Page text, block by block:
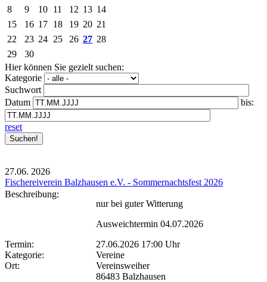
8
9 10 11 12 13 14
15
16 17 18 19 20 21
22
23 24 25 26 27 28
29
30
Hier können Sie gezielt suchen:
Kategorie
Suchwort
Datum
bis:
reset
27.06. 2026
Fischereiverein Balzhausen e.V. - Sommernachtsfest 2026
Beschreibung:
nur bei guter Witterung
Ausweichtermin 04.07.2026
Termin:
27.06.2026 17:00 Uhr
Kategorie:
Vereine
Ort:
Vereinsweiher
86483 Balzhausen